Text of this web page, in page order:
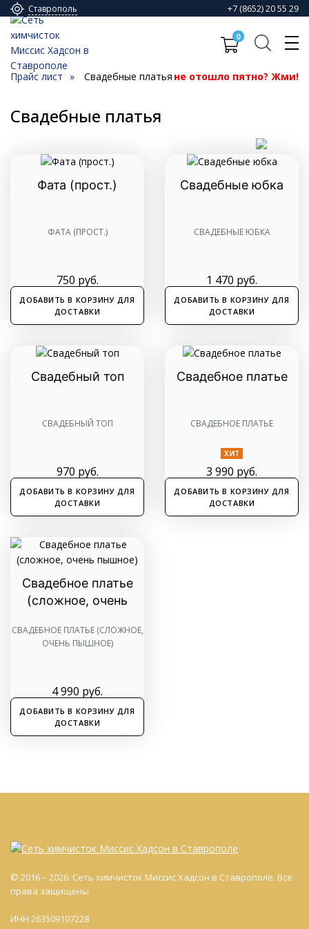
+7 (8652) 20 55 29
Ставрополь
0
не отошло пятно? Жми!
Прайс лист Свадебные платья
Свадебные платья
Фата (прост.)
ФАТА (ПРОСТ.)
750 руб.
ДОБАВИТЬ В КОРЗИНУ ДЛЯ
ДОСТАВКИ
Свадебные юбка
СВАДЕБНЫЕ ЮБКА
1 470 руб.
ДОБАВИТЬ В КОРЗИНУ ДЛЯ
ДОСТАВКИ
Свадебный топ
СВАДЕБНЫЙ ТОП
970 руб.
ДОБАВИТЬ В КОРЗИНУ ДЛЯ
ДОСТАВКИ
Свадебное платье
СВАДЕБНОЕ ПЛАТЬЕ
ХИТ
3 990 руб.
ДОБАВИТЬ В КОРЗИНУ ДЛЯ
ДОСТАВКИ
Свадебное платье
(сложное, очень
СВАДЕБНОЕ ПЛАТЬЕ (СЛОЖНОЕ,
ОЧЕНЬ ПЫШНОЕ)
4 990 руб.
ДОБАВИТЬ В КОРЗИНУ ДЛЯ
ДОСТАВКИ
© 2016 – 2026. Сеть химчисток Миссис Хадсон в Ставрополе. Все
права защищены
ИНН 263509107228